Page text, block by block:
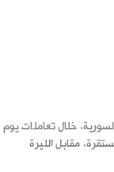
خلال تعاملات يوم
مقابل الليرة